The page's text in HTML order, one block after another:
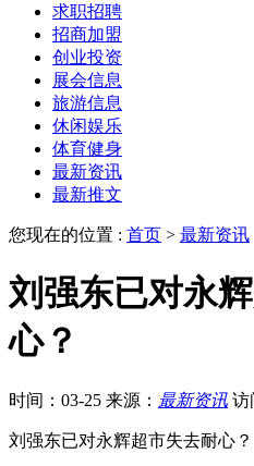
求职招聘
招商加盟
创业投资
展会信息
旅游信息
休闲娱乐
体育健身
最新资讯
最新推文
您现在的位置 : 首页 > 最新资讯
刘强东已对永
心？
时间：03-25 来源： 最新资讯 访
刘强东已对永辉超市失去耐心？